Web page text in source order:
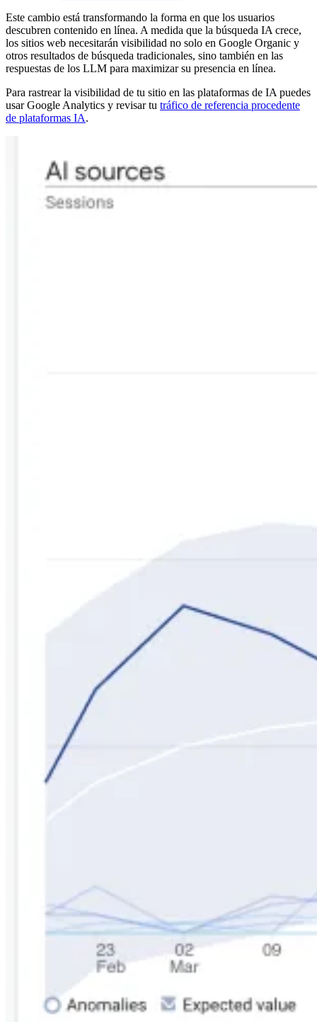
Este cambio está transformando la forma en que los usuarios
descubren contenido en línea. A medida que la búsqueda IA crece,
los sitios web necesitarán visibilidad no solo en Google Organic y
otros resultados de búsqueda tradicionales, sino también en las
respuestas de los LLM para maximizar su presencia en línea.
Para rastrear la visibilidad de tu sitio en las plataformas de IA puedes
usar Google Analytics y revisar tu tráfico de referencia procedente
de plataformas IA.